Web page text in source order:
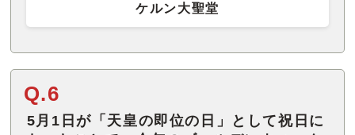
ケルン大聖堂
Q.6
5月1日が「天皇の即位の日」として祝日に